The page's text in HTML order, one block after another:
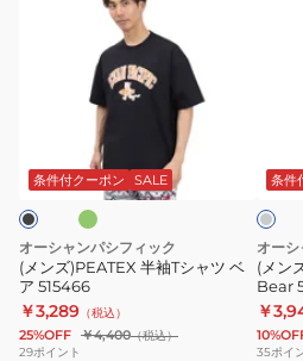
ャ
ツ
ベ
ア
515466
条件付クーポン SALE
オーシャンパシフィック
(メンズ)PEATEX 半袖Tシャツ ベ
ア 515466
￥3,289 （税込）
25%OFF ￥4,400（税込）
29ポイント
ャ
ツ
ワ
ン
ポ
イ
ン
条件
グ
レ
ー
ト
オー
(メン
Bear
￥
35ポイ